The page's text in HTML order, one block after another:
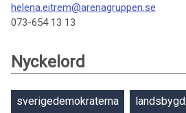
helena.eitrem@arenagruppen.se
073-654 13 13
Nyckelord
sverigedemokraterna landsbygd